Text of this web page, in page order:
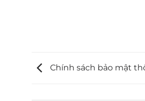
Chính sách bảo mật